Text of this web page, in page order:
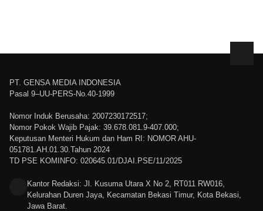
PT. GENSA MEDIA INDONESIA
Pasal 9–UU-PERS-No.40-1999
Nomor Induk Berusaha: 2007230172517;
Nomor Pokok Wajib Pajak: 39.678.081.9-407.000;
Keputusan Menteri Hukum dan Ham RI: NOMOR AHU-
051781.AH.01.30.Tahun 2024
TD PSE KOMINFO: 020645.01/DJAI.PSE/11/2025
Kantor Redaksi: Jl. Kusuma Utara X No 2, RT011 RW016,
Kelurahan Duren Jaya, Kecamatan Bekasi Timur, Kota Bekasi,
Jawa Barat.